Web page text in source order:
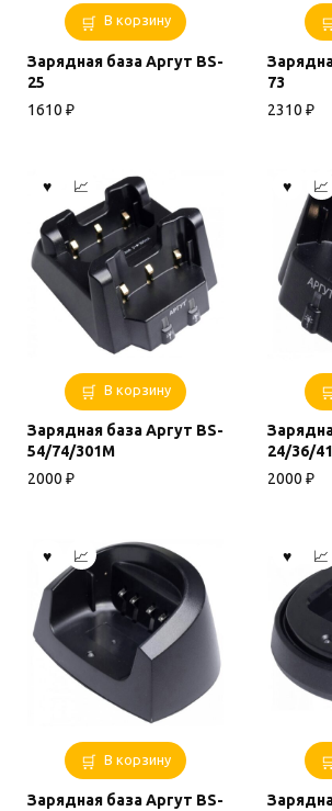
В корзину
Зарядная база Аргут BS-
25
1610 ₽
73
2310 ₽
В корзину
Зарядная база Аргут BS-
54/74/301M
2000 ₽
24/36/41
2000 ₽
В корзину
Зарядная база Аргут BS-